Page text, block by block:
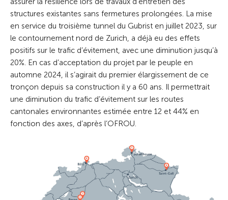
structures existantes sans fermetures prolongées. La mise
en service du troisième tunnel du Gubrist en juillet 2023, sur
le contournement nord de Zurich, a déjà eu des effets
positifs sur le trafic d’évitement, avec une diminution jusqu’à
20%. En cas d’acceptation du projet par le peuple en
automne 2024, il s’agirait du premier élargissement de ce
tronçon depuis sa construction il y a 60 ans. Il permettrait
une diminution du trafic d’évitement sur les routes
cantonales environnantes estimée entre 12 et 44% en
fonction des axes, d’après l’OFROU.